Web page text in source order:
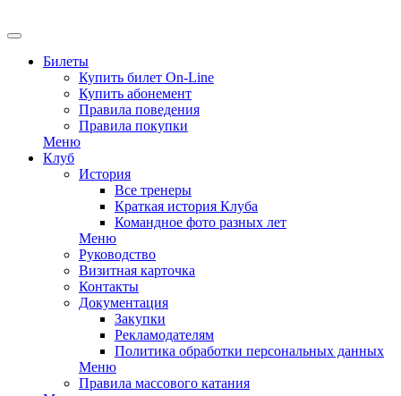
Билеты
Купить билет On-Line
Купить абонемент
Правила поведения
Правила покупки
Меню
Клуб
История
Все тренеры
Краткая история Клуба
Командное фото разных лет
Меню
Руководство
Визитная карточка
Контакты
Документация
Закупки
Рекламодателям
Политика обработки персональных данных
Меню
Правила массового катания